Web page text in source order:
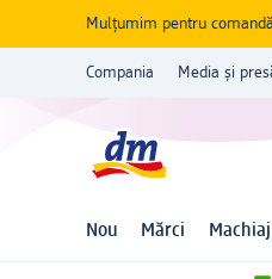
Mulțumim pentru
Compania Media și
Nou Mărci Machiaj